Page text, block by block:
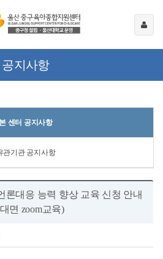
공지사항
본 센터 공지사항
관기관 공지사항
론대응 능력 향상 교육 신청 안내
면 zoom교육)